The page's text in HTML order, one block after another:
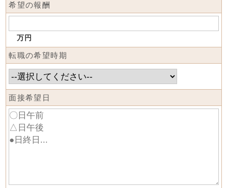
希望の報酬
万円
転職の希望時期
面接希望日